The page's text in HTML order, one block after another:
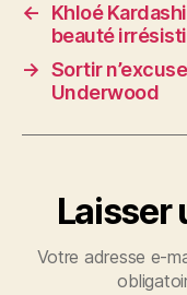
←
Khloé
beauté
→ Sortir
Underwood
Laisser
Votre adresse e-